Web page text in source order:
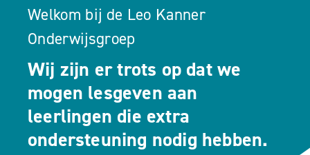
Welkom bij de Leo Kanner
Onderwijsgroep
Wij zijn er trots op dat we
mogen lesgeven aan
leerlingen die extra
ondersteuning nodig hebben.